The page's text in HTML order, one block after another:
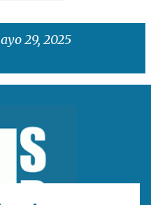
29, 2025